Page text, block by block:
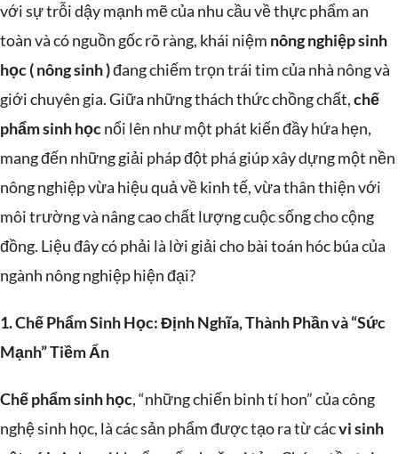
với sự trỗi dậy mạnh mẽ của nhu cầu về thực phẩm an
toàn và có nguồn gốc rõ ràng, khái niệm nông nghiệp sinh
học ( nông sinh )đang chiếm trọn trái tim của nhà nông và
giới chuyên gia. Giữa những thách thức chồng chất,chế
phẩm sinh họcnổi lên như một phát kiến đầy hứa hẹn,
mang đến những giải pháp đột phá giúp xây dựng một nền
nông nghiệp vừa hiệu quả về kinh tế, vừa thân thiện với
môi trường và nâng cao chất lượng cuộc sống cho cộng
đồng. Liệu đây có phải là lời giải cho bài toán hóc búa của
ngành nông nghiệp hiện đại?
1. Chế Phẩm Sinh Học: Định Nghĩa, Thành Phần và “Sức
Mạnh” Tiềm Ẩn
Chế phẩm sinh học, “những chiến binh tí hon” của công
nghệ sinh học, là các sản phẩm được tạo ra từ cácvi sinh